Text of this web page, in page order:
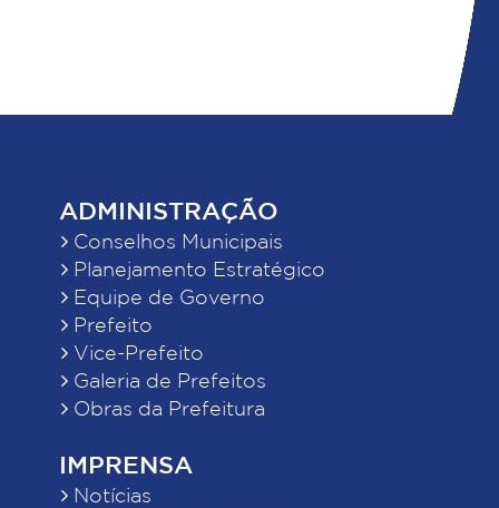
ADMINISTRAÇÃO
Conselhos Municipais
Planejamento Estratégico
Equipe de Governo
Prefeito
Vice-Prefeito
Galeria de Prefeitos
Obras da Prefeitura
IMPRENSA
Notícias